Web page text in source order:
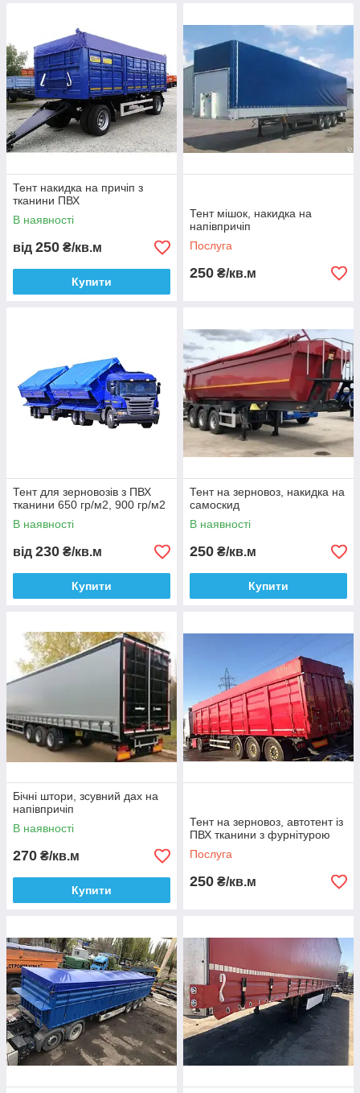
Тент накидка на причіп з
тканини ПВХ
В наявності
від 250 ₴/кв.м
Купити
Тент мішок, накидка на
напівпричіп
Послуга
250 ₴/кв.м
Тент для зерновозів з ПВХ
тканини 650 гр/м2, 900 гр/м2
В наявності
від 230 ₴/кв.м
Купити
Тент на зерновоз, накидка на
самоскид
В наявності
250 ₴/кв.м
Купити
Бічні штори, зсувний дах на
напівпричіп
В наявності
270 ₴/кв.м
Купити
Тент на зерновоз, автотент із
ПВХ тканини з фурнітурою
Послуга
250 ₴/кв.м